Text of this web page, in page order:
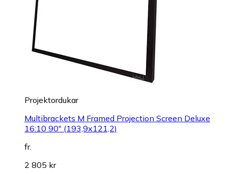
Projektordukar
Multibrackets M Framed Projection Screen Deluxe
16:10 90" (193,9x121,2)
fr.
2 805 kr